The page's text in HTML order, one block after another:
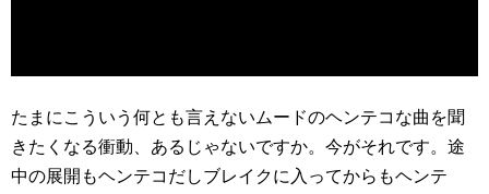
たまにこういう何とも言えないムードのヘンテコな曲を聞
きたくなる衝動、あるじゃないですか。今がそれです。途
中の展開もヘンテコだしブレイクに入ってからもヘンテ